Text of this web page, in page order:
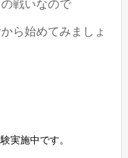
戦いなので
ら始めてみましょ
実施中です。